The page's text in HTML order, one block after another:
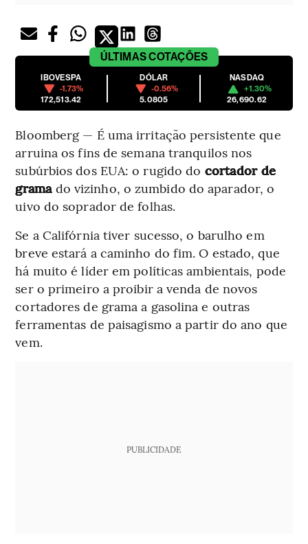
ÚLTIMASCOTAÇÕES
IBOVESPA
-1.73%
172,513.42
DÓLAR
-0.56%
5.0805
NASDAQ
+1.30%
26,690.62
Bloomberg — É uma irritação persistente que
arruina os fins de semana tranquilos nos
subúrbios dos EUA: o rugido do cortador de
gramado vizinho, o zumbido do aparador, o
uivo do soprador de folhas.
Se a Califórnia tiver sucesso, o barulho em
breve estará a caminho do fim. O estado, que
há muito é líder em políticas ambientais, pode
ser o primeiro a proibir a venda de novos
cortadores de grama a gasolina e outras
ferramentas de paisagismo a partir do ano que
vem.
PUBLICIDADE